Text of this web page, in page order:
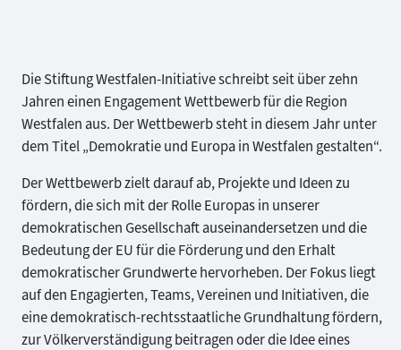
Die Stiftung Westfalen-Initiative schreibt seit über zehn
Jahren einen Engagement Wettbewerb für die Region
Westfalen aus. Der Wettbewerb steht in diesem Jahr unter
dem Titel „Demokratie und Europa in Westfalen gestalten“.
Der Wettbewerb zielt darauf ab, Projekte und Ideen zu
fördern, die sich mit der Rolle Europas in unserer
demokratischen Gesellschaft auseinandersetzen und die
Bedeutung der EU für die Förderung und den Erhalt
demokratischer Grundwerte hervorheben. Der Fokus liegt
auf den Engagierten, Teams, Vereinen und Initiativen, die
eine demokratisch-rechtsstaatliche Grundhaltung fördern,
zur Völkerverständigung beitragen oder die Idee eines